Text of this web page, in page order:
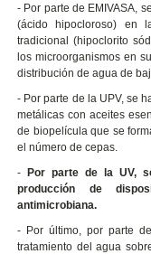
- Por parte de EMIVASA,
(ácido hipocloroso) en
tradicional (hipoclorito
los microorganismos en
distribución de agua de
- Por parte de la UPV, se
metálicas con aceites
de biopelícula que se
el número de cepas.
-Por parte de la UV,
producción de
antimicrobiana.
- Por último, por parte
tratamiento del agua